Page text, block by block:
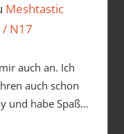
Meshtastic
/ N17
auch an. Ich
auch schon
und habe Spaß…